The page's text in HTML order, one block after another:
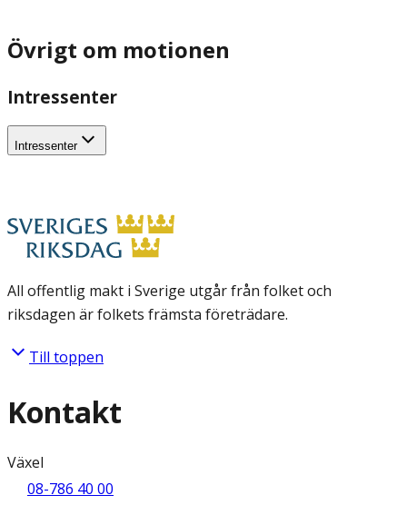
Övrigt om motionen
Intressenter
Intressenter
All offentlig makt i Sverige utgår från folket och
riksdagen är folkets främsta företrädare.
Till toppen
Kontakt
Växel
08-786 40 00